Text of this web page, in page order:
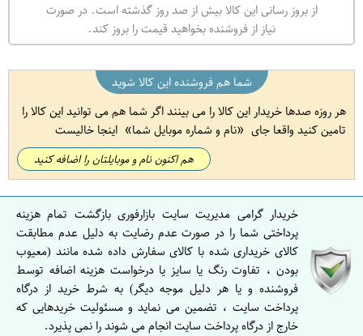
از بروز رسانی این کالا بیش از صد روز گذشته است. در صورت
نیاز از فروشنده بخواهید قیمت را بروز کند.
شما هم فروشنده این کالا شوید
هر روزه صدها خریدار این کالا را می بینند اگر شما هم می توانید این کالا را
تامین کنید واقعا جای
نام و شماره موبایل شما اینجا خالیست
هم اکنون نام و موبایلتان را اضافه کنید
خریدار گرامی مدیریت سایت بازارفوری بازگشت تمام هزینه
پرداختی شما را در صورت عدم رضایت به دلیل عدم مطابقت
کالای خریداری شده با کالای سفارش داده شده مانند (معیوب
بودن ، تفاوت رنگ یا سایز یا درخواست هزینه اضافه توسط
فروشنده و یا هر دلیل موجه دیگر) به شرط خرید از درگاه
پرداخت سایت ، تضمین می نماید و مسئولیت خریدهایی که
خارج از درگاه پرداخت سایت انجام می شوند را نمی پذیرد.